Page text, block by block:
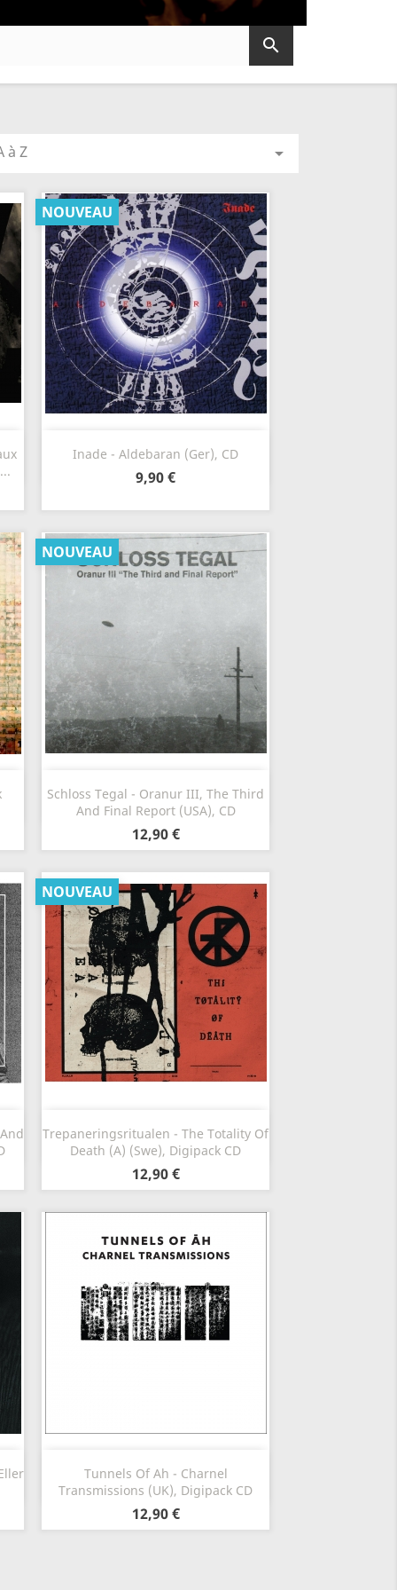

à Z 
Inade - Aldebaran (Ger), CD
9,90 €
NOUVEAU
 Aperçu rapide
Schloss Tegal - Oranur III, The Third
And Final Report (USA), CD
12,90 €
NOUVEAU
 Aperçu rapide
Trepaneringsritualen - The Totality Of
Death (A) (Swe), Digipack CD
12,90 €
NOUVEAU
 Aperçu rapide
Tunnels Of Ah - Charnel
Transmissions (UK), Digipack CD
12,90 €
 Aperçu rapide